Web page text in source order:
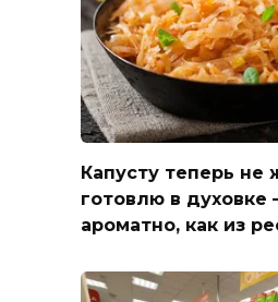
Капусту теперь не
готовлю в духовке
ароматно, как из